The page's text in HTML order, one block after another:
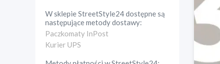
W sklepieStreetStyle24dostępne są
następujące metody dostawy:
Paczkomaty InPost
Kurier UPS